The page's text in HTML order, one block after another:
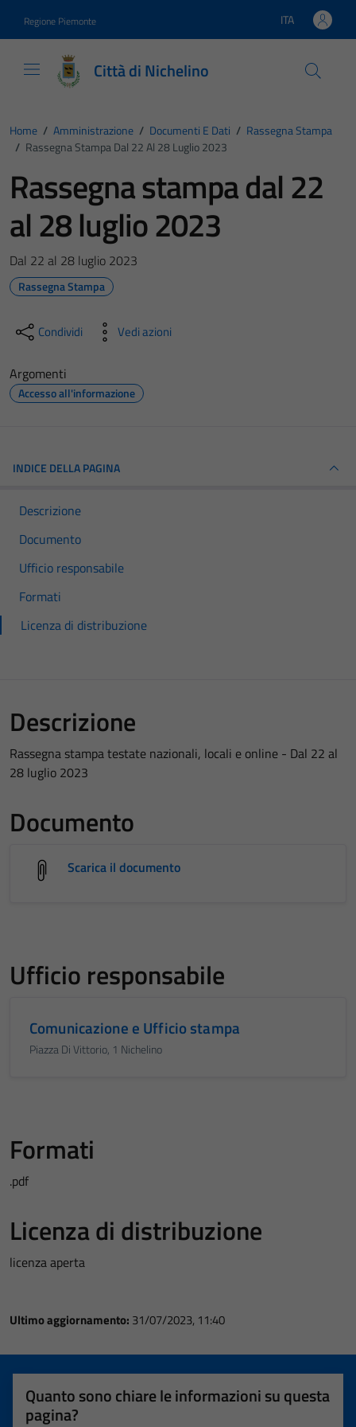
Regione Piemonte Lingua attiva:
ITA
Città di Nichelino
Home / Amministrazione / Documenti E Dati / Rassegna Stampa
/ Rassegna Stampa Dal 22 Al 28 Luglio 2023
Rassegna stampa dal 22
al 28 luglio 2023
Dal 22 al 28 luglio 2023
Rassegna Stampa
Condividi Vedi azioni
Argomenti
Accesso all'informazione
INDICE DELLA PAGINA
Descrizione
Documento
Ufficio responsabile
Formati
Licenza di distribuzione
Descrizione
Rassegna stampa testate nazionali, locali e online - Dal 22 al
28 luglio 2023
Documento
Scarica il documento
Ufficio responsabile
Comunicazione e Ufficio stampa
Piazza Di Vittorio, 1 Nichelino
Formati
.pdf
Licenza di distribuzione
licenza aperta
Ultimo aggiornamento: 31/07/2023, 11:40
Quanto sono chiare le informazioni su questa
pagina?